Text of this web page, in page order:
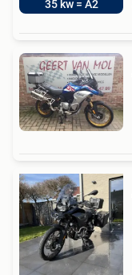
35 kw = A2